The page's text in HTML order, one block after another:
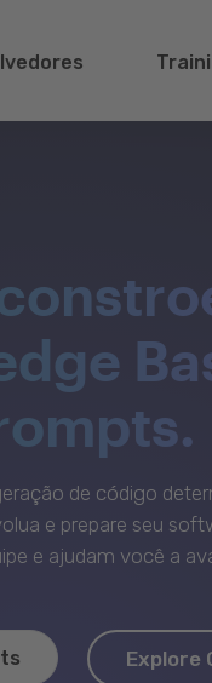
de código
e prepare seu
e ajudam você a
Explore